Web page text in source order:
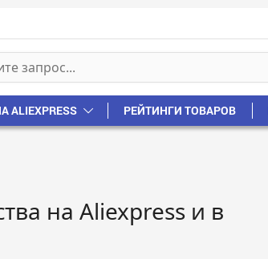
ALIEXPRESS РЕЙТИНГИ ТОВАРОВ
на Aliexpress и в